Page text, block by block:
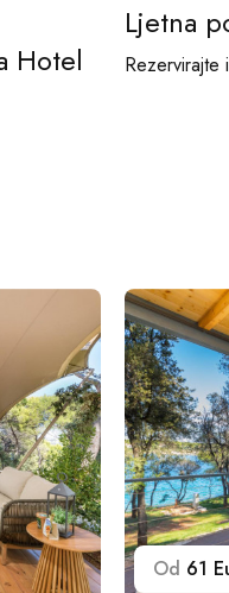
Hotel
Ljetna
Rezervirajte
Od 61